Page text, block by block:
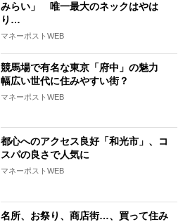
みらい」 唯一最大のネックはやは
り…
マネーポストWEB
競馬場で有名な東京「府中」の魅力
幅広い世代に住みやすい街？
マネーポストWEB
都心へのアクセス良好「和光市」、コ
スパの良さで人気に
マネーポストWEB
名所、お祭り、商店街…、買って住み